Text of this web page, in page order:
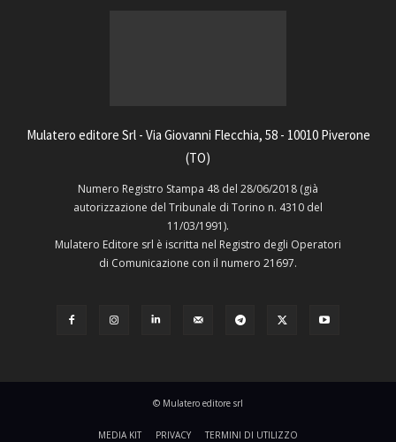
Mulatero editore Srl - Via Giovanni Flecchia, 58 - 10010 Piverone
(TO)
Numero Registro Stampa 48 del 28/06/2018 (già
autorizzazione del Tribunale di Torino n. 4310 del
11/03/1991).
Mulatero Editore srl è iscritta nel Registro degli Operatori
di Comunicazione con il numero 21697.
© Mulatero editore srl
MEDIA KIT PRIVACY TERMINI DI UTILIZZO